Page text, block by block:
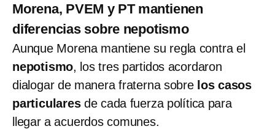
Morena, PVEM y PT mantienen
diferencias sobre nepotismo
Aunque Morena mantiene su regla contra el
nepotismo, los tres partidos acordaron
dialogar de manera fraterna sobre los casos
particularesde cada fuerza política para
llegar a acuerdos comunes.